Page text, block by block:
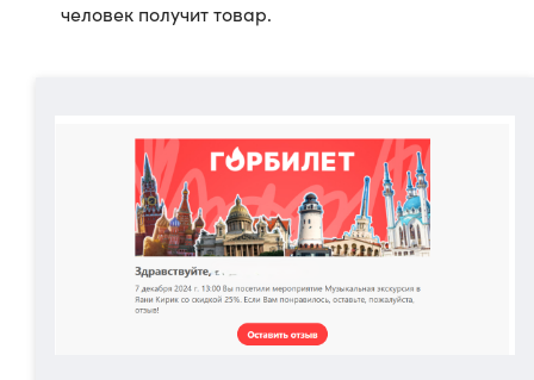
человек получит товар.